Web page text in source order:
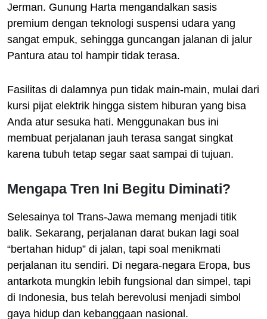
Jerman. Gunung Harta mengandalkan sasis
premium dengan teknologi suspensi udara yang
sangat empuk, sehingga guncangan jalanan di jalur
Pantura atau tol hampir tidak terasa.
Fasilitas di dalamnya pun tidak main-main, mulai dari
kursi pijat elektrik hingga sistem hiburan yang bisa
Anda atur sesuka hati. Menggunakan bus ini
membuat perjalanan jauh terasa sangat singkat
karena tubuh tetap segar saat sampai di tujuan.
Mengapa Tren Ini Begitu Diminati?
Selesainya tol Trans-Jawa memang menjadi titik
balik. Sekarang, perjalanan darat bukan lagi soal
“bertahan hidup” di jalan, tapi soal menikmati
perjalanan itu sendiri. Di negara-negara Eropa, bus
antarkota mungkin lebih fungsional dan simpel, tapi
di Indonesia, bus telah berevolusi menjadi simbol
gaya hidup dan kebanggaan nasional.